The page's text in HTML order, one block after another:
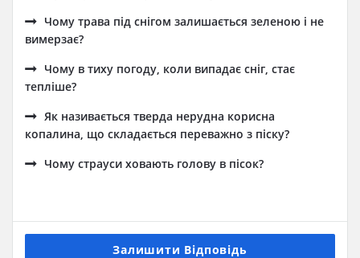
Чому трава під снігом залишається зеленою і не
вимерзає?
Чому в тиху погоду, коли випадає сніг, стає
тепліше?
Як називається тверда нерудна корисна
копалина, що складається переважно з піску?
Чому страуси ховають голову в пісок?
Залишити Відповідь